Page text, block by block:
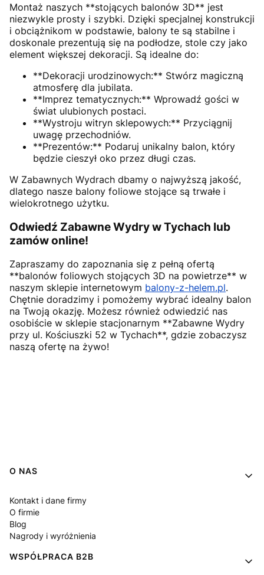
Montaż naszych **stojących balonów 3D** jest
niezwykle prosty i szybki. Dzięki specjalnej konstrukcji
i obciążnikom w podstawie, balony te są stabilne i
doskonale prezentują się na podłodze, stole czy jako
element większej dekoracji. Są idealne do:
**Dekoracji urodzinowych:** Stwórz magiczną
atmosferę dla jubilata.
**Imprez tematycznych:** Wprowadź gości w
świat ulubionych postaci.
**Wystroju witryn sklepowych:** Przyciągnij
uwagę przechodniów.
**Prezentów:** Podaruj unikalny balon, który
będzie cieszył oko przez długi czas.
W Zabawnych Wydrach dbamy o najwyższą jakość,
dlatego nasze balony foliowe stojące są trwałe i
wielokrotnego użytku.
Odwiedź Zabawne Wydry w Tychach lub
zamów online!
Zapraszamy do zapoznania się z pełną ofertą
**balonów foliowych stojących 3D na powietrze** w
naszym sklepie internetowym balony-z-helem.pl.
Chętnie doradzimy i pomożemy wybrać idealny balon
na Twoją okazję. Możesz również odwiedzić nas
osobiście w sklepie stacjonarnym **Zabawne Wydry
przy ul. Kościuszki 52 w Tychach**, gdzie zobaczysz
naszą ofertę na żywo!
Linki w stopce
O NAS
Kontakt i dane firmy
O firmie
Blog
Nagrody i wyróżnienia
WSPÓŁPRACA B2B